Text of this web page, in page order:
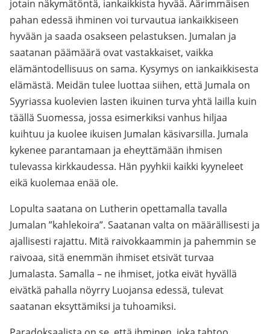
jotain näkymätöntä, iankaikkista hyvää. Äärimmäisen
pahan edessä ihminen voi turvautua iankaikkiseen
hyvään ja saada osakseen pelastuksen. Jumalan ja
saatanan päämäärä ovat vastakkaiset, vaikka
elämäntodellisuus on sama. Kysymys on iankaikkisesta
elämästä. Meidän tulee luottaa siihen, että Jumala on
Syyriassa kuolevien lasten ikuinen turva yhtä lailla kuin
täällä Suomessa, jossa esimerkiksi vanhus hiljaa
kuihtuu ja kuolee ikuisen Jumalan käsivarsilla. Jumala
kykenee parantamaan ja eheyttämään ihmisen
tulevassa kirkkaudessa. Hän pyyhkii kaikki kyyneleet
eikä kuolemaa enää ole.
Lopulta saatana on Lutherin opettamalla tavalla
Jumalan ”kahlekoira”. Saatanan valta on määrällisesti ja
ajallisesti rajattu. Mitä raivokkaammin ja pahemmin se
raivoaa, sitä enemmän ihmiset etsivät turvaa
Jumalasta. Samalla – ne ihmiset, jotka eivät hyvällä
eivätkä pahalla nöyrry Luojansa edessä, tulevat
saatanan eksyttämiksi ja tuhoamiksi.